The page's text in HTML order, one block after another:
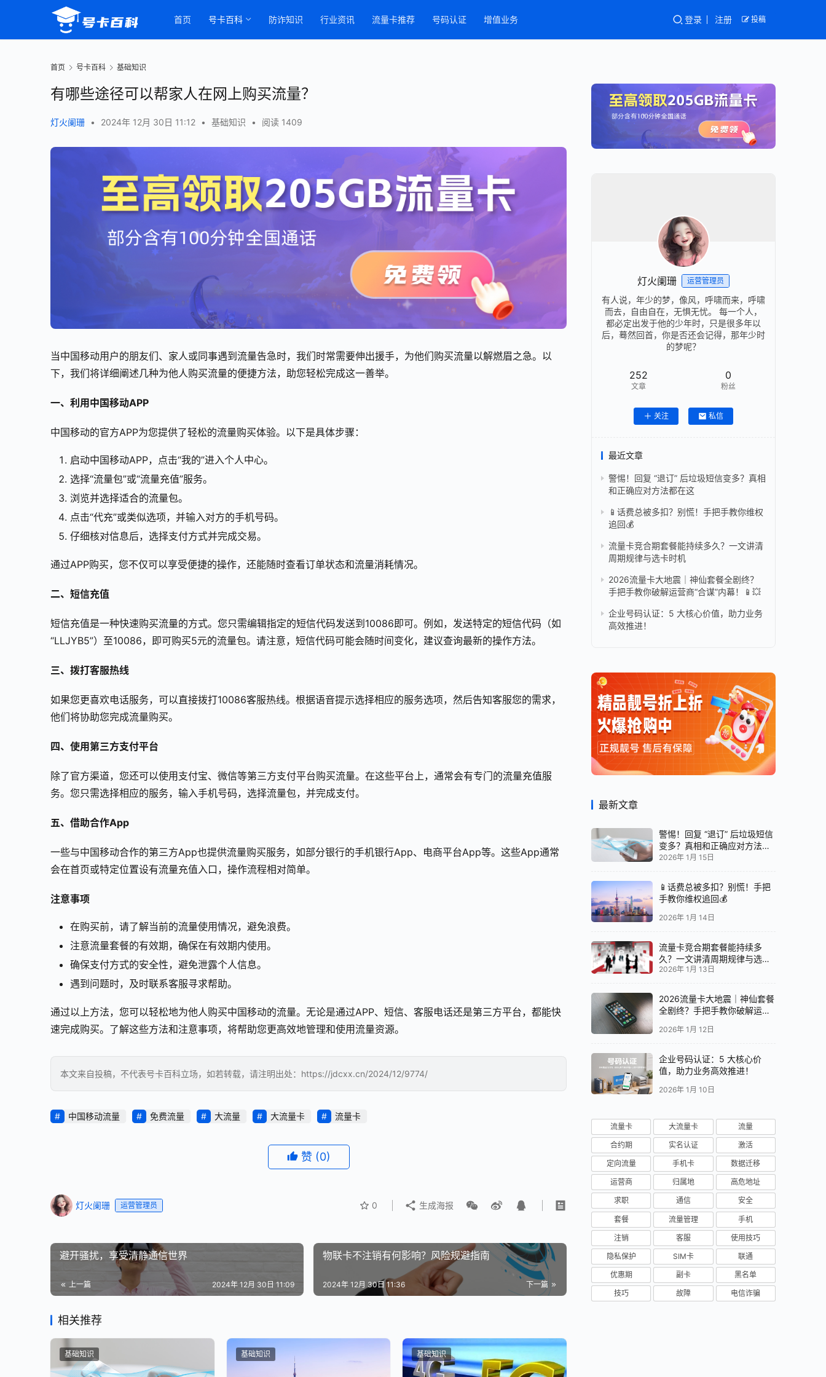
首页 号卡百科 防诈知识 行业资讯 流量卡推荐 号码认证 增值业务 登录 注册 投稿
首页 号卡百科 基础知识
有哪些途径可以帮家人在网上购买流量？
灯火阑珊 • 2024年 12月 30日 11:12 • 基础知识 • 阅读 1409
当中国移动用户的朋友们、家人或同事遇到流量告急时，我们时常需要伸出援手，为他们购买流量以解燃眉之急。以
下，我们将详细阐述几种为他人购买流量的便捷方法，助您轻松完成这一善举。
一、利用中国移动APP
中国移动的官方APP为您提供了轻松的流量购买体验。以下是具体步骤：
启动中国移动APP，点击“我的”进入个人中心。
选择“流量包”或“流量充值”服务。
浏览并选择适合的流量包。
点击“代充”或类似选项，并输入对方的手机号码。
仔细核对信息后，选择支付方式并完成交易。
通过APP购买，您不仅可以享受便捷的操作，还能随时查看订单状态和流量消耗情况。
二、短信充值
短信充值是一种快速购买流量的方式。您只需编辑指定的短信代码发送到10086即可。例如，发送特定的短信代码（如
“LLJYB5”）至10086，即可购买5元的流量包。请注意，短信代码可能会随时间变化，建议查询最新的操作方法。
三、拨打客服热线
如果您更喜欢电话服务，可以直接拨打10086客服热线。根据语音提示选择相应的服务选项，然后告知客服您的需求，
他们将协助您完成流量购买。
四、使用第三方支付平台
除了官方渠道，您还可以使用支付宝、微信等第三方支付平台购买流量。在这些平台上，通常会有专门的流量充值服
务。您只需选择相应的服务，输入手机号码，选择流量包，并完成支付。
五、借助合作App
一些与中国移动合作的第三方App也提供流量购买服务，如部分银行的手机银行App、电商平台App等。这些App通常
会在首页或特定位置设有流量充值入口，操作流程相对简单。
注意事项
在购买前，请了解当前的流量使用情况，避免浪费。
注意流量套餐的有效期，确保在有效期内使用。
确保支付方式的安全性，避免泄露个人信息。
遇到问题时，及时联系客服寻求帮助。
通过以上方法，您可以轻松地为他人购买中国移动的流量。无论是通过APP、短信、客服电话还是第三方平台，都能快
速完成购买。了解这些方法和注意事项，将帮助您更高效地管理和使用流量资源。
本文来自投稿，不代表号卡百科立场，如若转载，请注明出处：https://jdcxx.cn/2024/12/9774/
中国移动流量 免费流量 大流量 大流量卡 流量卡
赞 (0)
灯火阑珊 运营管理员 0 生成海报
避开骚扰，享受清静通信世界
上一篇 2024年 12月 30日 11:09
物联卡不注销有何影响？风险规避指南
下一篇
2024年 12月 30日 11:36
相关推荐
基础知识 基础知识 基础知识
灯火阑珊 运营管理员
有人说，年少的梦，像风，呼啸而来，呼啸
而去，自由自在，无惧无忧。 每一个人，
都必定出发于他的少年时，只是很多年以
后，蓦然回首，你是否还会记得，那年少时
的梦呢？
252
文章
0
粉丝
关注 私信
最近文章
警惕！回复 “退订” 后垃圾短信变多？真相
和正确应对方法都在这
📱话费总被多扣？别慌！手把手教你维权
追回💰
流量卡竞合期套餐能持续多久？一文讲清
周期规律与选卡时机
2026流量卡大地震｜神仙套餐全剧终？
手把手教你破解运营商“合谋”内幕！📱💥
企业号码认证：5 大核心价值，助力业务
高效推进！
最新文章
警惕！回复 “退订” 后垃圾短信
变多？真相和正确应对方法都
在这
2026年 1月 15日
📱话费总被多扣？别慌！手把
手教你维权追回💰
2026年 1月 14日
流量卡竞合期套餐能持续多
久？一文讲清周期规律与选卡
时机
2026年 1月 13日
2026流量卡大地震｜神仙套餐
全剧终？手把手教你破解运营
2026年 1月 12日
企业号码认证：5 大核心价
值，助力业务高效推进！
2026年 1月 10日
流量卡 大流量卡 流量
合约期 实名认证 激活
定向流量 手机卡 数据迁移
运营商 归属地 高危地址
求职 通信 安全
套餐 流量管理 手机
注销 客服 使用技巧
隐私保护 SIM卡 联通
优惠期 副卡 黑名单
技巧 故障 电信诈骗